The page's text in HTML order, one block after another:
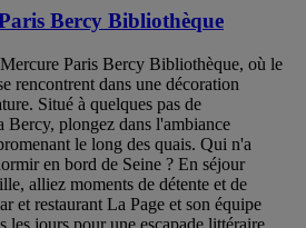
Bercy Bibliothèque
Paris Bercy Bibliothèque, où le
rencontrent dans une décoration
Situé à quelques pas de
plongez dans l'ambiance
le long des quais. Qui n'a
en bord de Seine ? En séjour
alliez moments de détente et de
et restaurant La Page et son équipe
les jours pour une escapade littéraire.